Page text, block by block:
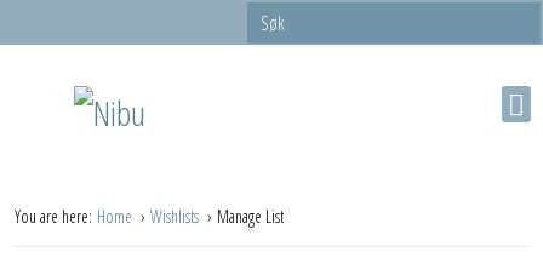
You are here: Home Wishlists Manage List